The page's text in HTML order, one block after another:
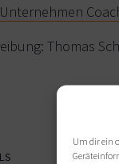
Um dir ein
Thomas